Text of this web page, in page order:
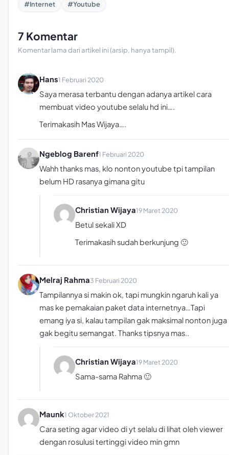
#Internet #Youtube
7 Komentar
Komentar lama dari artikel ini (arsip, hanya tampil).
Hans1 Februari 2020
Saya merasa terbantu dengan adanya artikel cara
membuat video youtube selalu hd ini….
Terimakasih Mas Wijaya….
Ngeblog Barenf1 Februari 2020
Wahh thanks mas, klo nonton youtube tpi tampilan
belum HD rasanya gimana gitu
Christian Wijaya19 Maret 2020
Betul sekali XD
Terimakasih sudah berkunjung 🙂
Melraj Rahma3 Februari 2020
Tampilannya si makin ok, tapi mungkin ngaruh kali ya
mas ke pemakaian paket data internetnya…Tapi
emang iya si, kalau tampilan gak maksimal nonton juga
gak begitu semangat. Thanks tipsnya mas..
Christian Wijaya19 Maret 2020
Sama-sama Rahma 🙂
Maunk1 Oktober 2021
Cara seting agar video di yt selalu di lihat oleh viewer
dengan rosulusi tertinggi video min gmn